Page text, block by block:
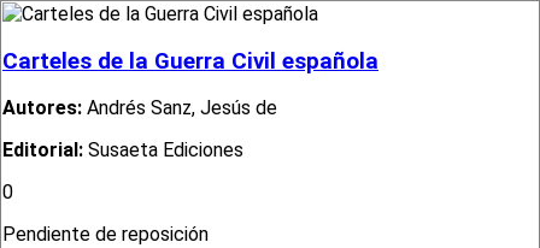
Carteles de la Guerra Civil española
Autores: Andrés Sanz, Jesús de
Editorial: Susaeta Ediciones
0
Pendiente de reposición